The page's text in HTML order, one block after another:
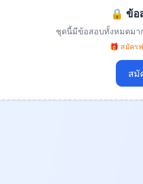
🔒 ข้อ
ชุดนี้มีข้อสอบทั้งหมดมา
🎁 สมัคร
สมั